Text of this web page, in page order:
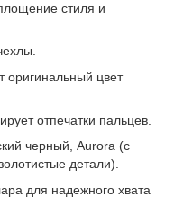
стиля и
оригинальный цвет
отпечатки пальцев.
черный, Aurora (с
детали).
для надежного хвата